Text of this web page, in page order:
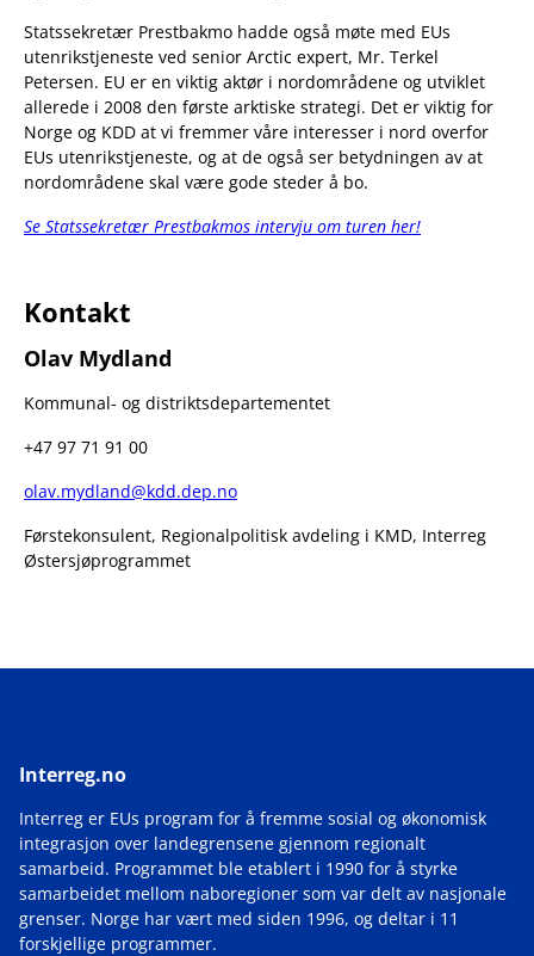
Statssekretær Prestbakmo hadde også møte med EUs
utenrikstjeneste ved senior Arctic expert, Mr. Terkel
Petersen. EU er en viktig aktør i nordområdene og utviklet
allerede i 2008 den første arktiske strategi. Det er viktig for
Norge og KDD at vi fremmer våre interesser i nord overfor
EUs utenrikstjeneste, og at de også ser betydningen av at
nordområdene skal være gode steder å bo.
Se Statssekretær Prestbakmos intervju om turen her!
Kontakt
Olav Mydland
Kommunal- og distriktsdepartementet
+47 97 71 91 00
olav.mydland@kdd.dep.no
Førstekonsulent, Regionalpolitisk avdeling i KMD, Interreg
Østersjøprogrammet
Interreg.no
Interreg er EUs program for å fremme sosial og økonomisk
integrasjon over landegrensene gjennom regionalt
samarbeid. Programmet ble etablert i 1990 for å styrke
samarbeidet mellom naboregioner som var delt av nasjonale
grenser. Norge har vært med siden 1996, og deltar i 11
forskjellige programmer.